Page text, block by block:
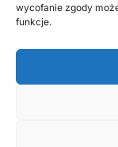
wycofanie zgody
funkcje.